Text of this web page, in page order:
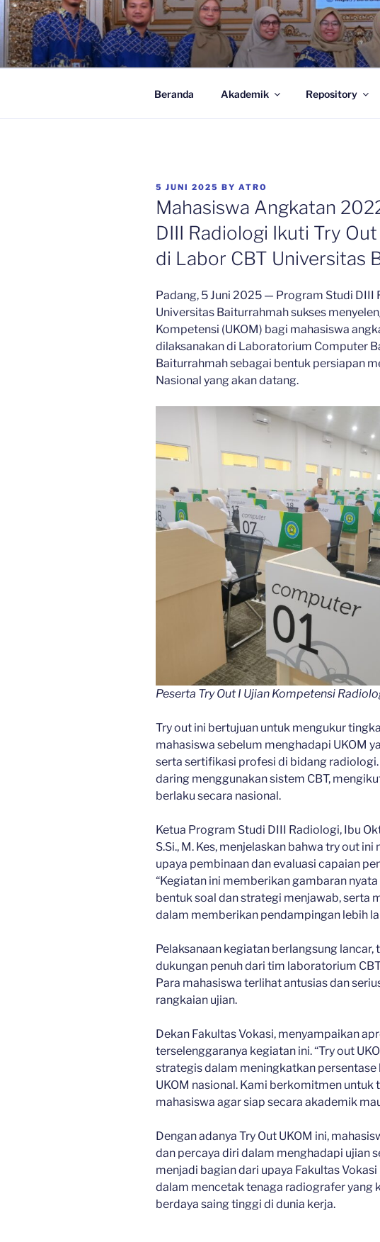
Skip
to
content
.:: PRODI DIII
| Universitas Baiturrahmah
Beranda Akademik Repository
POSTED
ON
5 JUNI 2025 BY ATRO
Mahasiswa Angkatan
DIII Radiologi Ikuti Try
di Labor CBT Universitas
Padang, 5 Juni 2025 — Program Studi DIII
Universitas Baiturrahmah sukses
Kompetensi (UKOM) bagi mahasiswa
dilaksanakan di Laboratorium Computer
Baiturrahmah sebagai bentuk persiapan
Nasional yang akan datang.
Peserta Try Out I Ujian Kompetensi
Try out ini bertujuan untuk mengukur
mahasiswa sebelum menghadapi UKOM
serta sertifikasi profesi di bidang radiologi.
daring menggunakan sistem CBT,
berlaku secara nasional.
Ketua Program Studi DIII Radiologi, Ibu
S.Si., M. Kes, menjelaskan bahwa try out
upaya pembinaan dan evaluasi capaian
“Kegiatan ini memberikan gambaran
bentuk soal dan strategi menjawab, serta
dalam memberikan pendampingan lebih
Pelaksanaan kegiatan berlangsung
dukungan penuh dari tim laboratorium
Para mahasiswa terlihat antusias dan
rangkaian ujian.
Dekan Fakultas Vokasi, menyampaikan
terselenggaranya kegiatan ini. “Try out
strategis dalam meningkatkan persentase
UKOM nasional. Kami berkomitmen untuk
mahasiswa agar siap secara akademik
Dengan adanya Try Out UKOM ini,
dan percaya diri dalam menghadapi ujian
menjadi bagian dari upaya Fakultas
dalam mencetak tenaga radiografer yang
berdaya saing tinggi di dunia kerja.